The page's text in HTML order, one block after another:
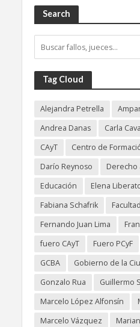
Search
Tag Cloud
Alejandra Petrella
Andrea Danas
Carla
CAyT
Centro de
Darío Reynoso
Derecho
Educación
Elena
Fabiana Schafrik
Fernando Juan Lima
fuero CAyT
Fuero PCyF
GCBA
Gobierno de la
Gonzalo Rua
Guillermo
Marcelo López Alfonsín
Marcelo Vázquez